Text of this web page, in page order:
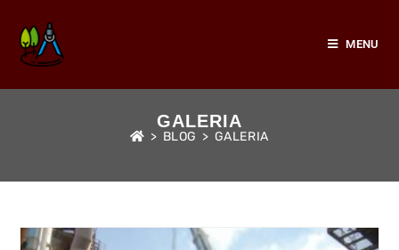
para
MENU
GALERIA
> BLOG > GALERIA